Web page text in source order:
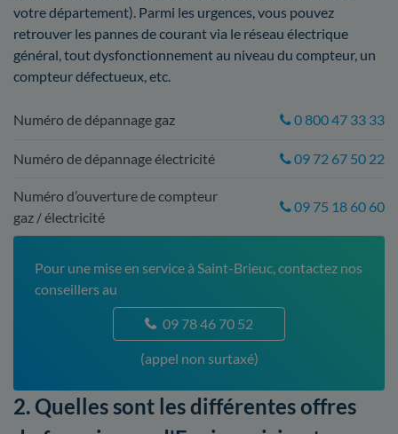
votre département). Parmi les urgences, vous pouvez
retrouver les pannes de courant via le réseau électrique
général, tout dysfonctionnement au niveau du compteur, un
compteur défectueux, etc.
Numéro de dépannage gaz 0 800 47 33 33
Numéro de dépannage électricité 09 72 67 50 22
Numéro d’ouverture de compteur
gaz / électricité
09 75 18 60 60
Pour une mise en service à Saint-Brieuc, contactez nos
conseillers au
09 78 46 70 52
(appel non surtaxé)
2. Quelles sont les différentes offres